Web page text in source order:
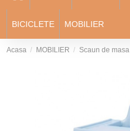
BICICLETE MOBILIER
Acasa MOBILIER Scaun de